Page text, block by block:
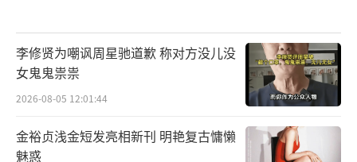
李修贤为嘲讽周星驰道歉 称对方没儿没
女鬼鬼祟祟
2026-08-05 12:01:44
金裕贞浅金短发亮相新刊 明艳复古慵懒
魅惑